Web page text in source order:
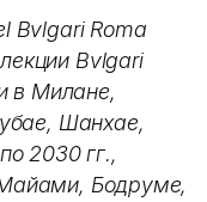
Bvlgari Roma
Bvlgari
в Милане,
Шанхае,
2030 гг.,
Бодруме,